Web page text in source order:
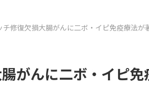
チ修復欠損大腸がんに二ボ・イピ免疫療法が
がんに二ボ・イピ